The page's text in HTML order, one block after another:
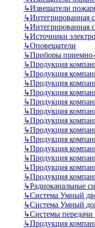
↳Извещатели
↳Интегрированная
↳Интегрированная
↳Источники
↳Оповещатели
↳Приборы
↳Продукция
↳Продукция
↳Продукция
↳Продукция
↳Продукция
↳Продукция
↳Продукция
↳Продукция
↳Продукция
↳Продукция
↳Продукция
↳Продукция
↳Продукция
↳Радиоканальные
↳Система Умный
↳Система Умный
↳Системы передачи
↳Продукция